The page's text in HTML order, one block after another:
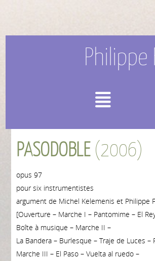
Philippe
PASODOBLE(2006)
opus 97
pour six instrumentistes
argument de Michel Kelemenis et Philippe
[Ouverture – Marche I – Pantomime – El
Boîte à musique – Marche II –
La Bandera – Burlesque – Traje de Luces –
Marche III – El Paso – Vuelta al ruedo –